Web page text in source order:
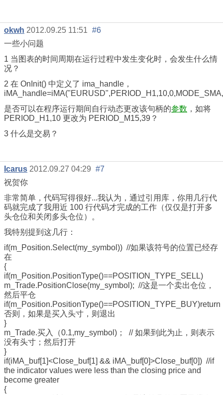
okwh 2012.09.25 11:51 #6
一些小问题
1 当图表的时间周期在运行过程中发生变化时，会发生什么情
况？
2 在 OnInit() 中定义了 ima_
handle，
iMA _handle=iMA("EURUSD",PERIOD_H1,10,0,MODE_SMA
是否可以在程序运行期间自行动态更改该句柄的参数 ，如将
PERIOD_H1,10 更改为 PERIOD_M15,39？
3 什么是交易？
Icarus 2012.09.27 04:29 #7
祝贺你
非常简单，代码写得很好...我认为，通过引用库，你用几行代
码就完成了我用近 100 行代码才完成的工作（仅仅是打开多
头仓位和关闭多头仓位）。
我特别提到这几行：
if(m_Position.Select(my_symbol)) //如果该符号的位置已经存
在
{
if(m_Position.PositionType()==POSITION_TYPE_SELL)
m_Trade.PositionClose(my_symbol); //这是一个卖出仓位，
然后平仓
if(m_Position.PositionType()==POSITION_TYPE_BUY)return
否则，如果是买入头寸，则退出
}
m_Trade.买入
（0.1,my_symbol)；
// 如果到此为止，则表示
没有头寸；然后打开
}
if(iMA_buf[1]<Close_buf[1] && iMA_buf[0]>Close_buf[0]) //if
the indicator values were less than the closing price and
become greater
{